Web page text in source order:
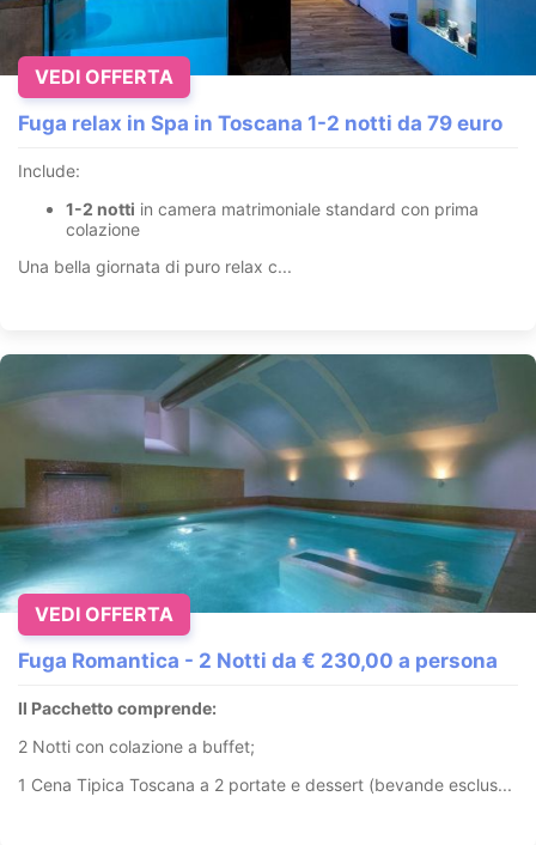
Fuga relax in Spa in Toscana 1-2 notti da 79 euro
Include:
1-2 notti in camera matrimoniale standard con prima
colazione
Una bella giornata di puro relax c...
VEDI OFFERTA
Fuga Romantica - 2 Notti da € 230,00 a persona
Il Pacchetto comprende:
2 Notti con colazione a buffet;
1 Cena Tipica Toscana a 2 portate e dessert (bevande esclus...
VEDI OFFERTA